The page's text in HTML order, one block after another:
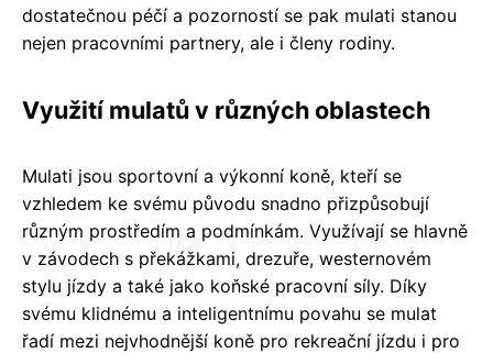
dostatečnou péčí a pozorností se pak mulati stanou
nejen pracovními partnery, ale i členy rodiny.
Využití mulatů v různých oblastech
Mulati jsou sportovní a výkonní koně, kteří se
vzhledem ke svému původu snadno přizpůsobují
různým prostředím a podmínkám. Využívají se hlavně
v závodech s překážkami, drezuře, westernovém
stylu jízdy a také jako koňské pracovní síly. Díky
svému klidnému a inteligentnímu povahu se mulat
řadí mezi nejvhodnější koně pro rekreační jízdu i pro